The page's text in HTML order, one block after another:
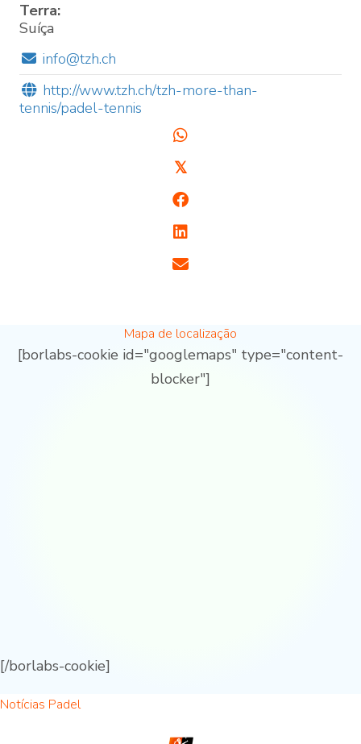
Terra:
Suíça
info@tzh.ch
http://www.tzh.ch/tzh-more-than-
tennis/padel-tennis
𝕏
Mapa de localização
[borlabs-cookie id="googlemaps" type="content-
blocker"]
[/borlabs-cookie]
Notícias Padel